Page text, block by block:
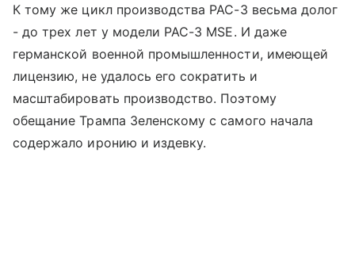
К тому же цикл производства PAC-3 весьма долог
- до трех лет у модели PAC-3 MSE. И даже
германской военной промышленности, имеющей
лицензию, не удалось его сократить и
масштабировать производство. Поэтому
обещание Трампа Зеленскому с самого начала
содержало иронию и издевку.